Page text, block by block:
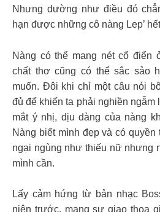
Nhưng dường như điều đó
hạn được những cô nàng Lep’ hết
Nàng có thể mang nét cổ điển
chất thơ cũng có thể sắc sảo
muốn. Đôi khi chỉ một câu nói
đủ để khiến ta phải nghiền ngẫm
mắt ý nhị, dịu dàng của nàng
Nàng biết mình đẹp và có
ngại ngùng như thiếu nữ nhưng
mình cần.
Lấy cảm hứng từ bản nhạc
niên trước, mang sự giao thoa